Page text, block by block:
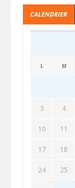
CALENDRIER
L M
3 4
10 11
17 18
24 25